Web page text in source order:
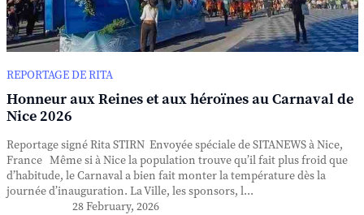
REPORTAGE DE RITA
Honneur aux Reines et aux héroïnes au Carnaval de
Nice 2026
Reportage signé Rita STIRN Envoyée spéciale de SITANEWS à Nice,
France Même si à Nice la population trouve qu’il fait plus froid que
d’habitude, le Carnaval a bien fait monter la température dès la
journée d’inauguration. La Ville, les sponsors, l...
28 February, 2026